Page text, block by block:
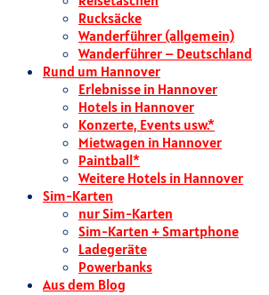
Rucksäcke
Wanderführer (allgemein)
Wanderführer – Deutschland
Rund um Hannover
Erlebnisse in Hannover
Hotels in Hannover
Konzerte, Events usw.*
Mietwagen in Hannover
Paintball*
Weitere Hotels in Hannover
Sim-Karten
nur Sim-Karten
Sim-Karten + Smartphone
Ladegeräte
Powerbanks
Aus dem Blog